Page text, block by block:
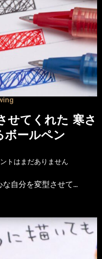
せてくれた 寒さ
ボールペン
トはまだありません
な自分を変型させて…